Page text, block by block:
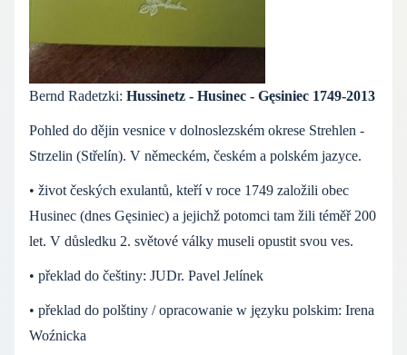
Bernd Radetzki: Hussinetz - Husinec - Gęsiniec 1749-2013
Pohled do dějin vesnice v dolnoslezském okrese Strehlen -
Strzelin (Střelín). V německém, českém a polském jazyce.
• život českých exulantů, kteří v roce 1749 založili obec
Husinec (dnes Gęsiniec) a jejichž potomci tam žili téměř 200
let. V důsledku 2. světové války museli opustit svou ves.
• překlad do češtiny: JUDr. Pavel Jelínek
• překlad do polštiny / opracowanie w języku polskim: Irena
Woźnicka